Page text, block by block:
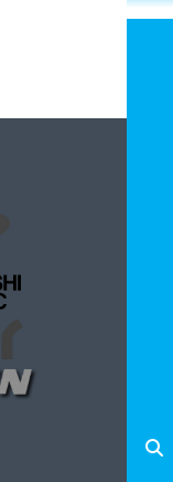
правило,
кондиционеров
блоков
и
цепей,
кондиционера